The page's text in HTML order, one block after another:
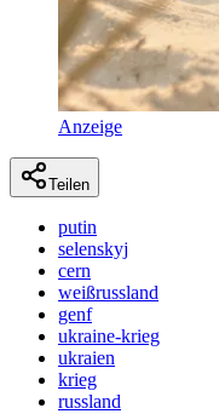
Anzeige
Teilen
putin
selenskyj
cern
weißrussland
genf
ukraine-krieg
ukraien
krieg
russland